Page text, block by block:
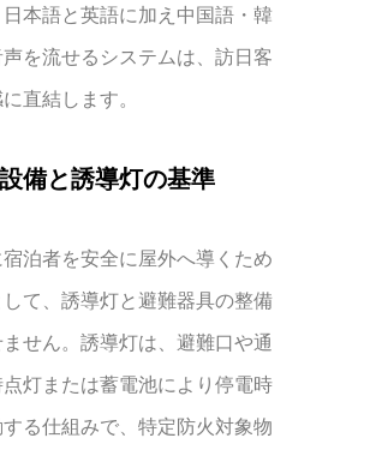
日本語と英語に加え中国語・韓
を流せるシステムは、訪日客
直結します。
備と誘導灯の基準
泊者を安全に屋外へ導くため
て、誘導灯と避難器具の整備
せん。誘導灯は、避難口や通
灯または蓄電池により停電時
る仕組みで、特定防火対象物